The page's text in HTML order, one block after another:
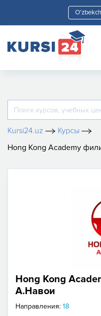
Kursi24.uz
Курсы
Hong Kong Academy
Hong Kong
А.Навои
Направления: 18